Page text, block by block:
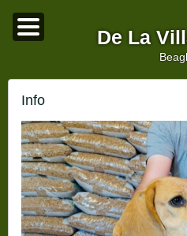
De La
Info